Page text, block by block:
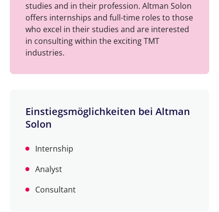
studies and in their profession. Altman Solon
offers internships and full-time roles to those
who excel in their studies and are interested
in consulting within the exciting TMT
industries.
Einstiegsmöglichkeiten bei Altman
Solon
Internship
Analyst
Consultant